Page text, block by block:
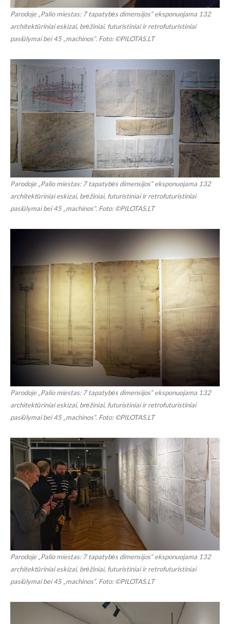
Parodoje „Palio miestas: 7 tapatybės dimensijos“ eksponuojama 132
architektūriniai eskizai, brėžiniai, futuristiniai ir retrofuturistiniai
pasiūlymai bei 45 „machinos“. Foto: ©PILOTAS.LT
Parodoje „Palio miestas: 7 tapatybės dimensijos“ eksponuojama 132
architektūriniai eskizai, brėžiniai, futuristiniai ir retrofuturistiniai
pasiūlymai bei 45 „machinos“. Foto: ©PILOTAS.LT
Parodoje „Palio miestas: 7 tapatybės dimensijos“ eksponuojama 132
architektūriniai eskizai, brėžiniai, futuristiniai ir retrofuturistiniai
pasiūlymai bei 45 „machinos“. Foto: ©PILOTAS.LT
Parodoje „Palio miestas: 7 tapatybės dimensijos“ eksponuojama 132
architektūriniai eskizai, brėžiniai, futuristiniai ir retrofuturistiniai
pasiūlymai bei 45 „machinos“. Foto: ©PILOTAS.LT